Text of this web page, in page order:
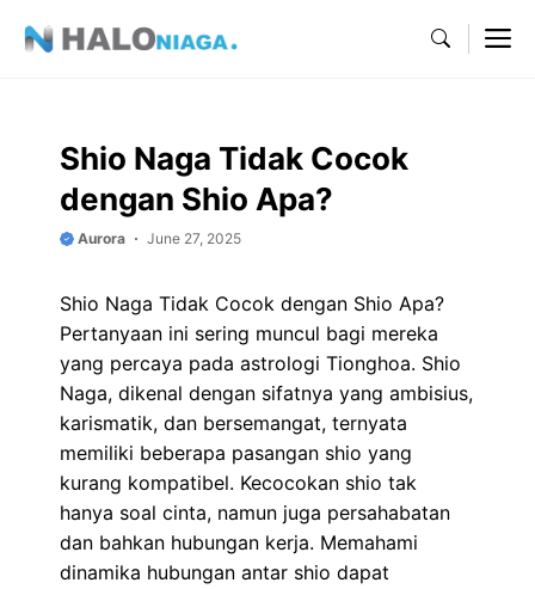
Shio Naga Tidak Cocok
dengan Shio Apa?
Aurora June 27, 2025
Shio Naga Tidak Cocok dengan Shio Apa?
Pertanyaan ini sering muncul bagi mereka
yang percaya pada astrologi Tionghoa. Shio
Naga, dikenal dengan sifatnya yang ambisius,
karismatik, dan bersemangat, ternyata
memiliki beberapa pasangan shio yang
kurang kompatibel. Kecocokan shio tak
hanya soal cinta, namun juga persahabatan
dan bahkan hubungan kerja. Memahami
dinamika hubungan antar shio dapat